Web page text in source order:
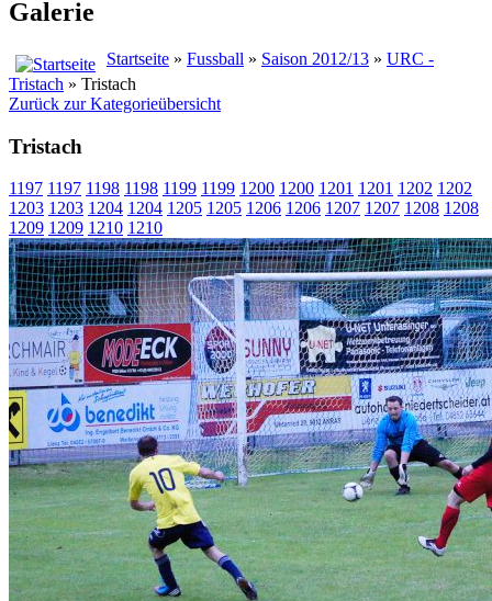
Galerie
Startseite » Fussball » Saison 2012/13 » URC -
Tristach » Tristach
Zurück zur Kategorieübersicht
Tristach
1197 1197 1198 1198 1199 1199 1200 1200 1201 1201 1202 1202
1203 1203 1204 1204 1205 1205 1206 1206 1207 1207 1208 1208
1209 1209 1210 1210